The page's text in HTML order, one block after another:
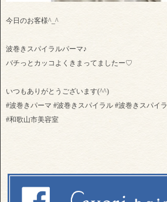
今日のお客様^_^
波巻きスパイラルパーマ♪
バチっとカッコよくきまってましたー♡
いつもありがとうございます(^^)
#波巻きパーマ #波巻きスパイラル #波巻きスパイ
#和歌山市美容室